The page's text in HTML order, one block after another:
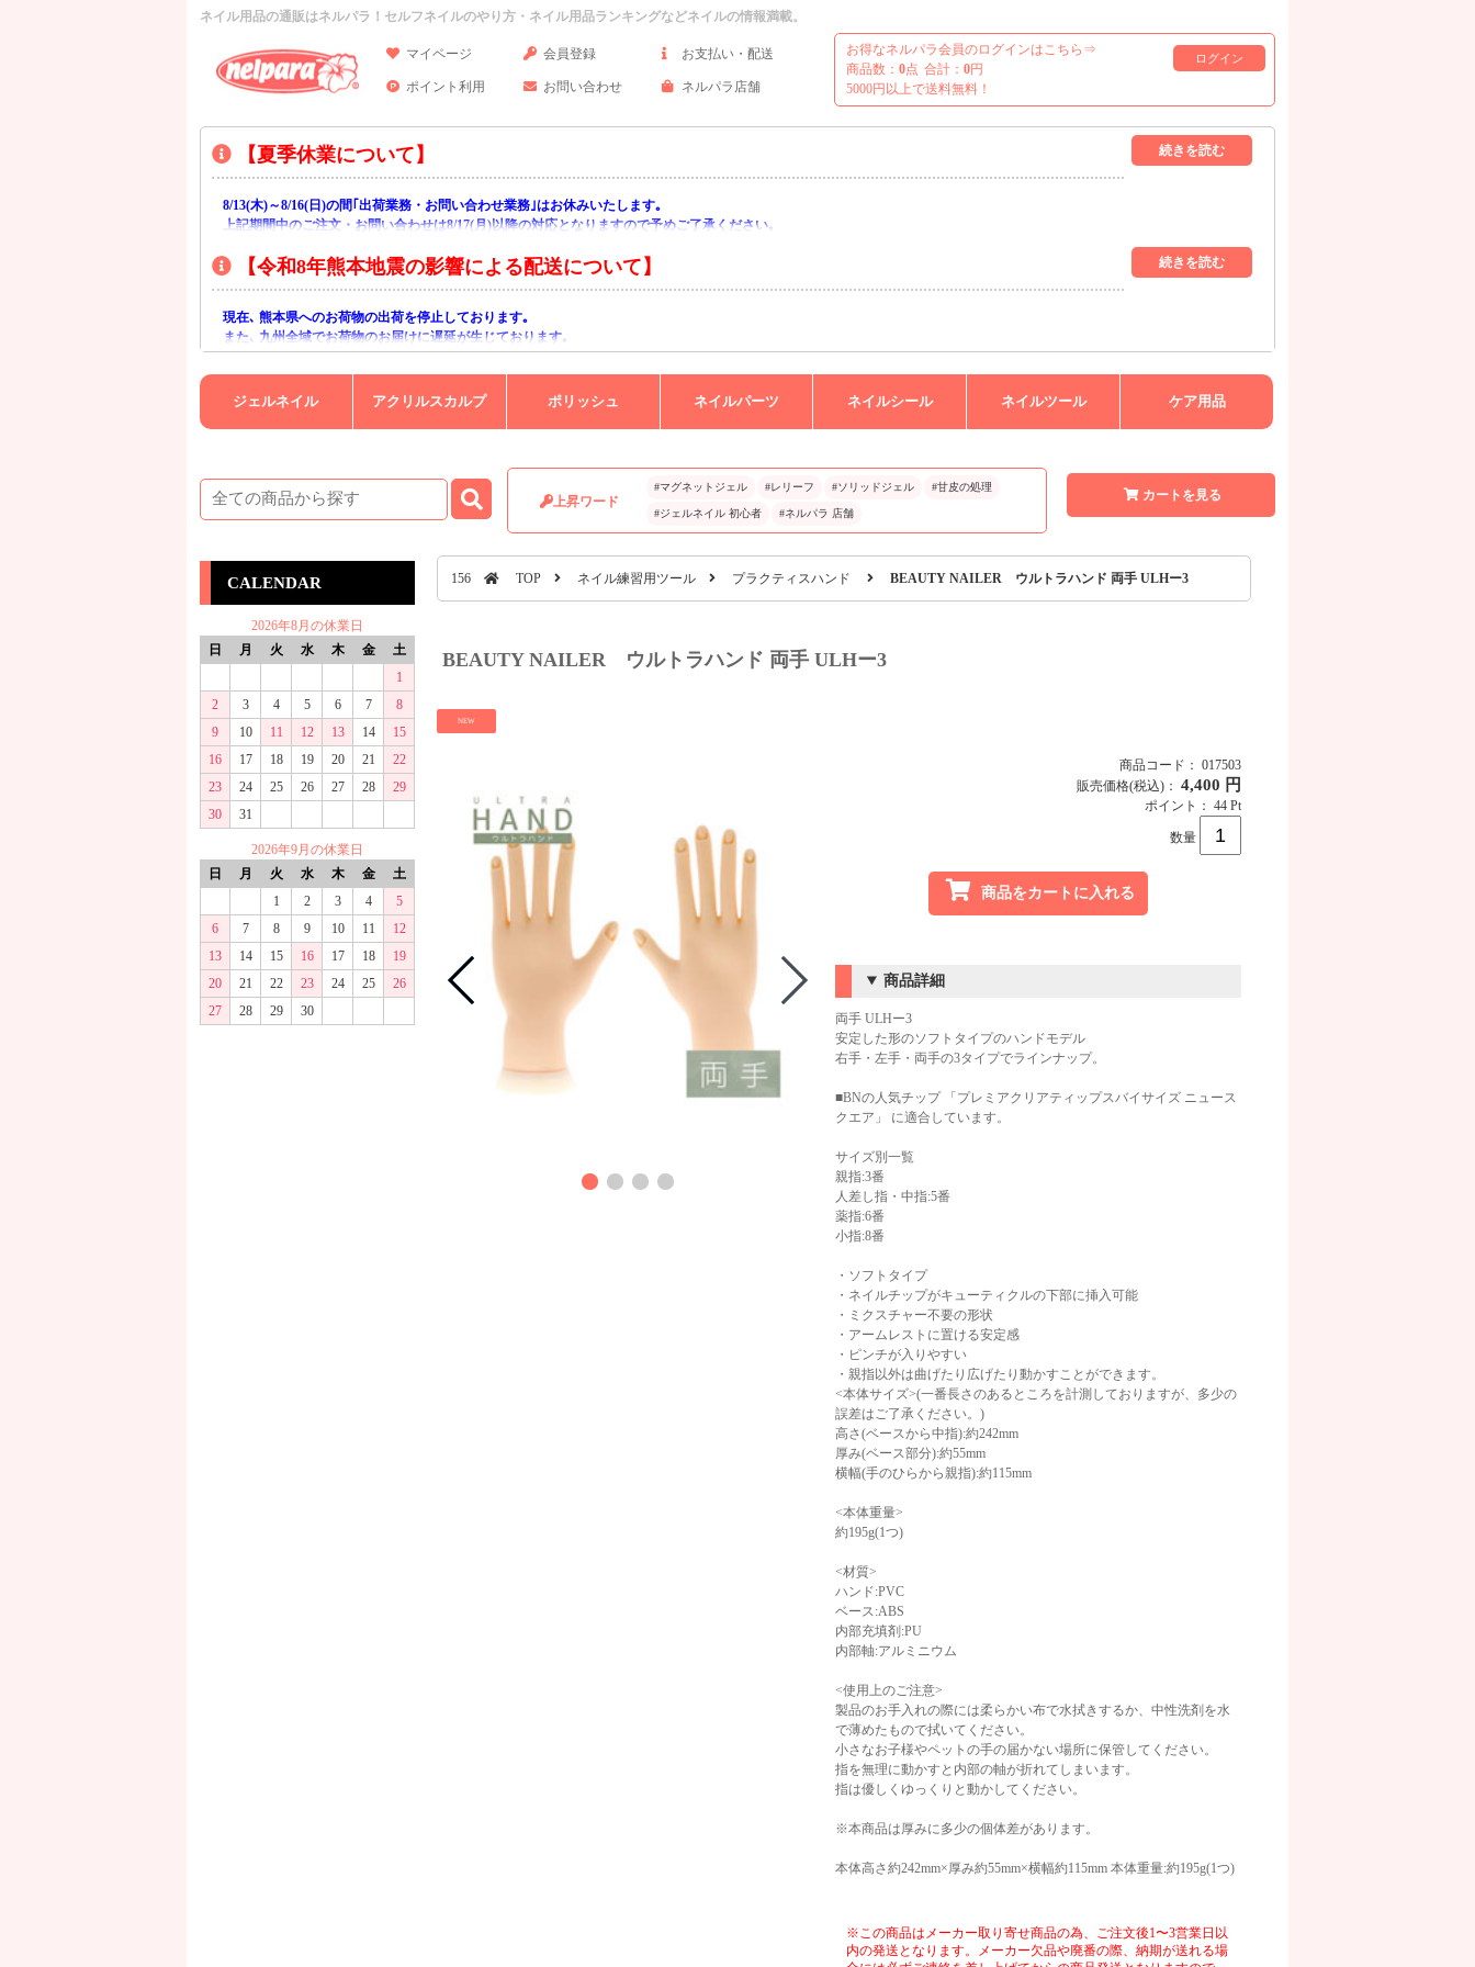
ネイル用品の通販はネルパラ！セルフネイルのやり方・ネイル用品ランキングなどネイルの情報満載。
マイページ 会員登録 お支払い・配送
ポイント利用 お問い合わせ ネルパラ店舗
お得なネルパラ会員のログインはこちら⇒
ログイン
商品数： 0点 合計： 0円
5000円以上で送料無料！
【夏季休業について】
8/13(木)～8/16(日)の間｢出荷業務・お問い合わせ業務｣はお休みいたします｡
上記期間中のご注文・お問い合わせは8/17(月)以降の対応となりますので予めご了承ください｡
【令和8年熊本地震の影響による配送について】
現在､ 熊本県へのお荷物の出荷を停止しております｡
また､ 九州全域でお荷物のお届けに遅延が生じております｡
ご不便をおかけいたしますが､ 何卒ご理解賜りますようお願い申し上げます｡
ジェルネイル アクリルスカルプ ポリッシュ ネイルパーツ ネイルシール ネイルツール ケア用品
上昇ワード
#マグネットジェル #レリーフ #ソリッドジェル #甘皮の処理
#ジェルネイル 初心者 #ネルパラ 店舗
カートを見る
CALENDAR
2026年8月の休業日
日
月 火 水 木 金
土
1
2
3 4 5 6 7
8
9
10 11 12 13 14
15
16
17 18 19 20 21
22
23
24 25 26 27 28
29
30
31
2026年9月の休業日
日
月 火 水 木 金
土
1
2 3 4
5
6
7 8 9 10 11
12
13
14 15 16 17 18
19
20
21 22 23 24 25
26
27
28 29 30
156 TOP ネイル練習用ツール プラクティスハンド BEAUTY NAILER ウルトラハンド 両手 ULHー3
BEAUTY NAILER ウルトラハンド 両手 ULHー3
NEW
商品コード： 017503
販売価格(税込)： 4,400 円
ポイント： 44 Pt
数量
商品をカートに入れる
商品詳細
両手 ULHー3
安定した形のソフトタイプのハンドモデル
右手・左手・両手の3タイプでラインナップ。
■BNの人気チップ 「プレミアクリアティップスバイサイズ ニュース
クエア」 に適合しています。
サイズ別一覧
親指:3番
人差し指・中指:5番
薬指:6番
小指:8番
・ソフトタイプ
・ネイルチップがキューティクルの下部に挿入可能
・ミクスチャー不要の形状
・アームレストに置ける安定感
・ピンチが入りやすい
・親指以外は曲げたり広げたり動かすことができます。
<本体サイズ>(一番長さのあるところを計測しておりますが、多少の
誤差はご了承ください。)
高さ(ベースから中指):約242mm
厚み(ベース部分):約55mm
横幅(手のひらから親指):約115mm
<本体重量>
約195g(1つ)
<材質>
ハンド:PVC
ベース:ABS
内部充填剤:PU
内部軸:アルミニウム
<使用上のご注意>
製品のお手入れの際には柔らかい布で水拭きするか、中性洗剤を水
で薄めたもので拭いてください。
小さなお子様やペットの手の届かない場所に保管してください。
指を無理に動かすと内部の軸が折れてしまいます。
指は優しくゆっくりと動かしてください。
※本商品は厚みに多少の個体差があります。
本体高さ約242mm×厚み約55mm×横幅約115mm 本体重量:約195g(1つ)
※この商品はメーカー取り寄せ商品の為、ご注文後1〜3営業日以
内の発送となります。メーカー欠品や廃番の際、納期が送れる場